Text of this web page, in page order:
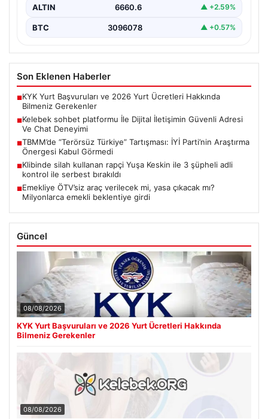
ALTIN 6660.6 ▲ +2.59%
BTC 3096078 ▲ +0.57%
Son Eklenen Haberler
■KYK Yurt Başvuruları ve 2026 Yurt Ücretleri Hakkında
Bilmeniz Gerekenler
■Kelebek sohbet platformu İle Dijital İletişimin Güvenli Adresi
Ve Chat Deneyimi
■TBMM’de “Terörsüz Türkiye” Tartışması: İYİ Parti’nin Araştırma
Önergesi Kabul Görmedi
■Klibinde silah kullanan rapçi Yuşa Keskin ile 3 şüpheli adli
kontrol ile serbest bırakıldı
■Emekliye ÖTV’siz araç verilecek mi, yasa çıkacak mı?
Milyonlarca emekli beklentiye girdi
Güncel
08/08/2026
KYK Yurt Başvuruları ve 2026 Yurt Ücretleri Hakkında
Bilmeniz Gerekenler
08/08/2026